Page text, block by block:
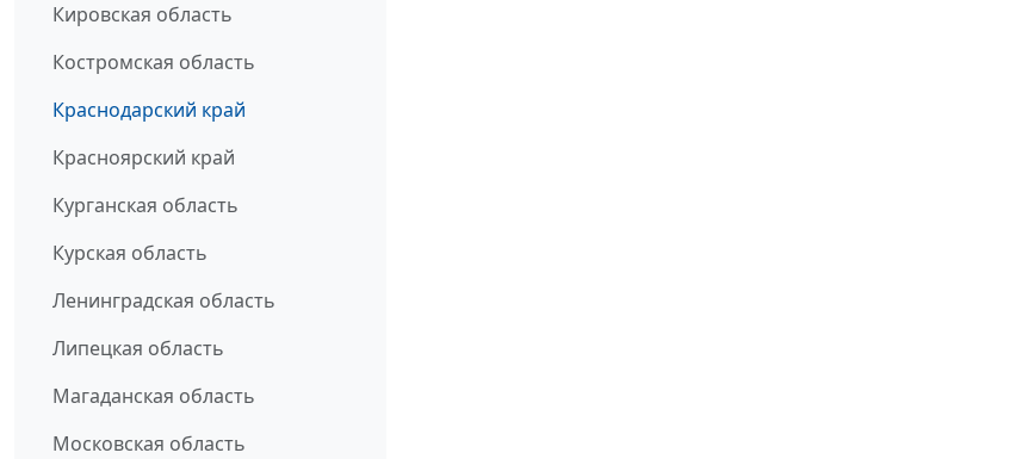
Кировская область
Костромская область
Краснодарский край
Красноярский край
Курганская область
Курская область
Ленинградская область
Липецкая область
Магаданская область
Московская область